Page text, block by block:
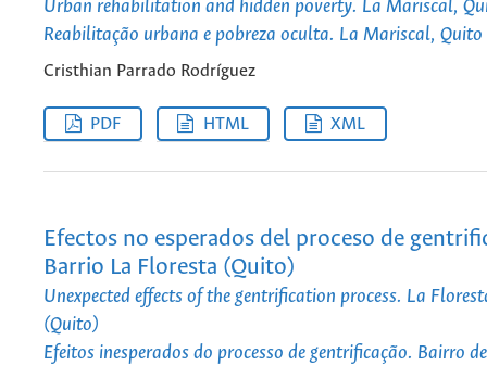
Urban rehabilitation and hidden poverty. La Mariscal,
Reabilitação urbana e pobreza oculta. La Mariscal, Quito
Cristhian Parrado Rodríguez
PDF HTML XML
Efectos no esperados del proceso de
Barrio La Floresta (Quito)
Unexpected effects of the gentrification process. La
(Quito)
Efeitos inesperados do processo de gentrificação. Bairro